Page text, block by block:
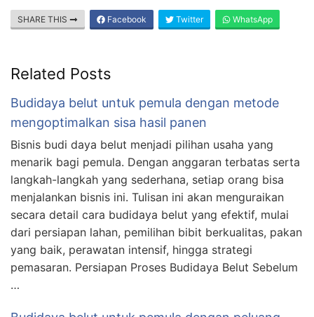
SHARE THIS Facebook Twitter WhatsApp
Related Posts
Budidaya belut untuk pemula dengan metode
mengoptimalkan sisa hasil panen
Bisnis budi daya belut menjadi pilihan usaha yang
menarik bagi pemula. Dengan anggaran terbatas serta
langkah-langkah yang sederhana, setiap orang bisa
menjalankan bisnis ini. Tulisan ini akan menguraikan
secara detail cara budidaya belut yang efektif, mulai
dari persiapan lahan, pemilihan bibit berkualitas, pakan
yang baik, perawatan intensif, hingga strategi
pemasaran. Persiapan Proses Budidaya Belut Sebelum
…